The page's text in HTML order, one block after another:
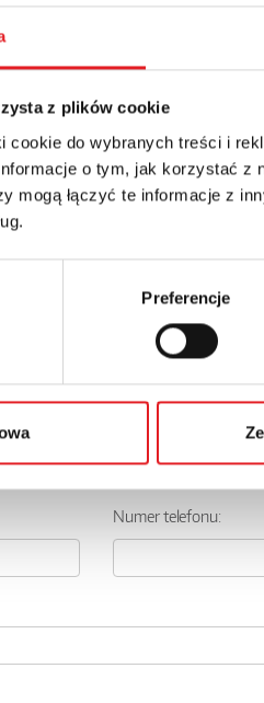
z plików cookie
cookie do wybranych treści i
o tym, jak korzystać z
mogą łączyć te informacje z
Preferencje
R15
IP 40
60.76zł + 23% VAT
o szczegóły oferty
Numer telefonu: